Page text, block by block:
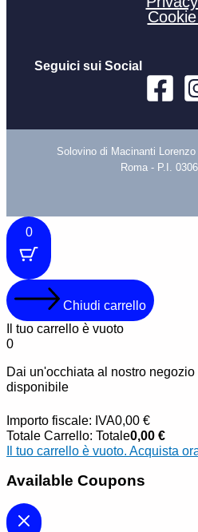
Seguici sui Social
Solovino di Macinanti
Roma - P.I.
0
Chiudi carrello
Il tuo carrello è vuoto
0
Dai un'occhiata al nostro
disponibile
Importo fiscale: IVA0,00 €
Totale Carrello: Totale0,00 €
Il tuo carrello è vuoto. Acquista
Available Coupons